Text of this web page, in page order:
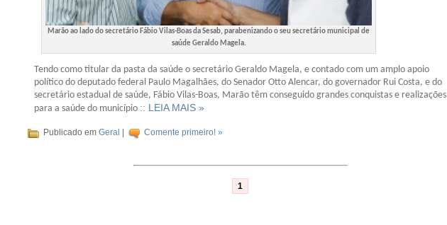
Marão ao lado do secretário Fábio Vilas-Boas da Sesab, parabenizando o seu secretário municipal de
saúde Geraldo Magela.
Tendo como titular da pasta da saúde o secretário Geraldo Magela, e contado com um amplo apoio
político do deputado federal Paulo Magalhães, do Senador Otto Alencar, do governador Rui Costa, e do
secretário estadual de saúde, Fábio Vilas-Boas, Marão têm conseguido grandes conquistas e realizações
para a saúde do município :: LEIA MAIS »
Publicado em Geral Comente primeiro! »
1